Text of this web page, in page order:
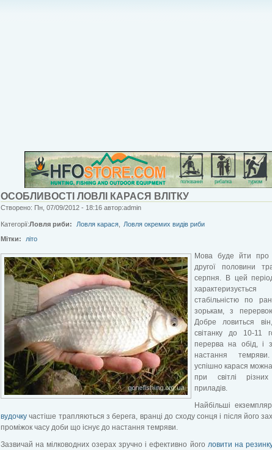
ОСОБЛИВОСТІ ЛОВЛІ КАРАСЯ ВЛІТКУ
Створено: Пн, 07/09/2012 - 18:16 автор:admin
Категорії:Ловля риби: Ловля карася
Ловля окремих видів риби
Мітки:
літо
Мова буде йти про
другої половини
серпня. В цей
стабільністю по
зорькам, з
Добре ловиться
світанку до 10-11
перерва на обід, і
настання
успішно карася
при світлі різних
приладів.
Найбільші
вудочку частіше трапляються з берега, вранці до сходу сонця і після його
проміжок часу доби що існує до настання темряви.
Зазвичай на мілководних озерах зручно і ефективно його ловити на резинку